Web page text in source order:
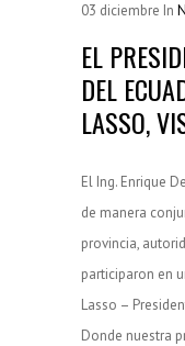
03 diciembre In
EL
DEL
LASSO,
El Ing. Enrique
de manera
provincia,
participaron en
Lasso –
Donde nuestra